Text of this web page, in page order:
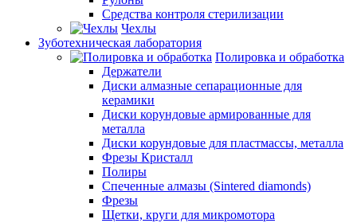
Средства контроля стерилизации
Чехлы
Зуботехническая лаборатория
Полировка и обработка
Держатели
Диски алмазные сепарационные для
керамики
Диски корундовые армированные для
металла
Диски корундовые для пластмассы, металла
Фрезы Кристалл
Полиры
Спеченные алмазы (Sintered diamonds)
Фрезы
Щетки, круги для микромотора